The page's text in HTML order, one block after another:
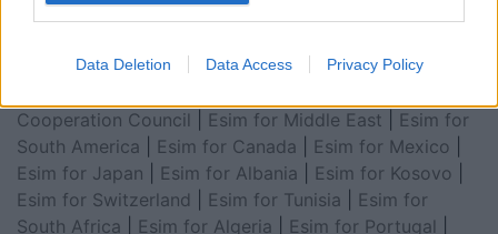
Data Deletion Data Access Privacy Policy
for China| Esim for United Kingdom |Esim for Africa
Cooperation Council
Esim for Middle East
Esim for
South America
Esim for Canada Esim for Mexico
Esim for Japan
Esim for Albania Esim for Kosovo
Esim for Switzerland
Esim for Tunisia
Esim for
South Africa
Esim for Algeria Esim for Portugal